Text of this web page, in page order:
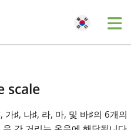
scale
, 가♯, 나♯, 라, 마, 및 바♯의 6개의